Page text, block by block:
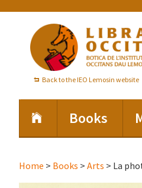
primary
navigation
content
Back to the IEO Lemosin website
Books
Home > Books > Arts > La